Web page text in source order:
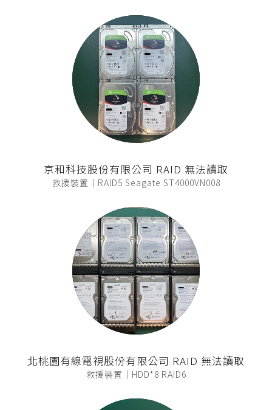
京和科技股份有限公司 RAID 無法讀取
救援裝置｜RAID5 Seagate ST4000VN008
北桃園有線電視股份有限公司 RAID 無法讀取
救援裝置｜HDD*8 RAID6